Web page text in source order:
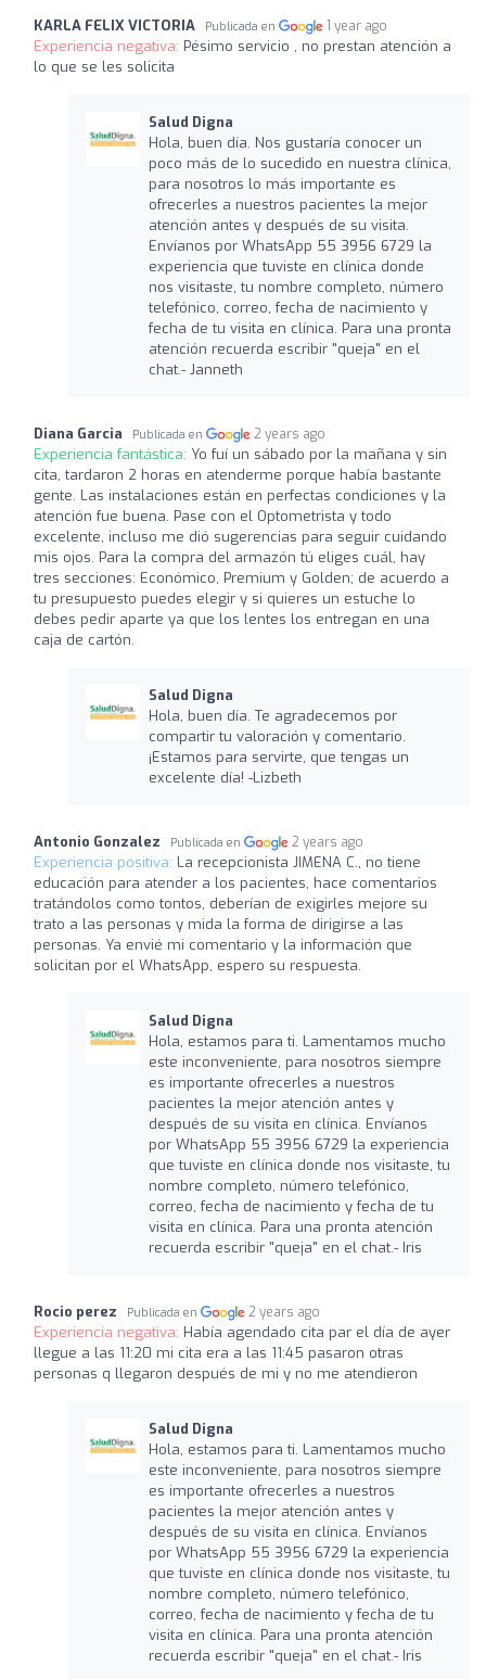
KARLA FELIX VICTORIA Publicada en 1 year ago
Experiencia negativa: Pésimo servicio , no prestan atención a
lo que se les solicita
Salud Digna
Hola, buen día. Nos gustaría conocer un
poco más de lo sucedido en nuestra clínica,
para nosotros lo más importante es
ofrecerles a nuestros pacientes la mejor
atención antes y después de su visita.
Envíanos por WhatsApp 55 3956 6729 la
experiencia que tuviste en clínica donde
nos visitaste, tu nombre completo, número
telefónico, correo, fecha de nacimiento y
fecha de tu visita en clínica. Para una pronta
atención recuerda escribir "queja" en el
chat.- Janneth
Diana Garcia Publicada en 2 years ago
Experiencia fantástica: Yo fuí un sábado por la mañana y sin
cita, tardaron 2 horas en atenderme porque había bastante
gente. Las instalaciones están en perfectas condiciones y la
atención fue buena. Pase con el Optometrista y todo
excelente, incluso me dió sugerencias para seguir cuidando
mis ojos. Para la compra del armazón tú eliges cuál, hay
tres secciones: Económico, Premium y Golden; de acuerdo a
tu presupuesto puedes elegir y si quieres un estuche lo
debes pedir aparte ya que los lentes los entregan en una
caja de cartón.
Salud Digna
Hola, buen día. Te agradecemos por
compartir tu valoración y comentario.
¡Estamos para servirte, que tengas un
excelente día! -Lizbeth
Antonio Gonzalez Publicada en 2 years ago
Experiencia positiva: La recepcionista JIMENA C., no tiene
educación para atender a los pacientes, hace comentarios
tratándolos como tontos, deberían de exigirles mejore su
trato a las personas y mida la forma de dirigirse a las
personas. Ya envié mi comentario y la información que
solicitan por el WhatsApp, espero su respuesta.
Salud Digna
Hola, estamos para ti. Lamentamos mucho
este inconveniente, para nosotros siempre
es importante ofrecerles a nuestros
pacientes la mejor atención antes y
después de su visita en clínica. Envíanos
por WhatsApp 55 3956 6729 la experiencia
que tuviste en clínica donde nos visitaste, tu
nombre completo, número telefónico,
correo, fecha de nacimiento y fecha de tu
visita en clínica. Para una pronta atención
recuerda escribir "queja" en el chat.- Iris
Rocio perez Publicada en 2 years ago
Experiencia negativa: Había agendado cita par el día de ayer
llegue a las 11:20 mi cita era a las 11:45 pasaron otras
personas q llegaron después de mi y no me atendieron
Salud Digna
Hola, estamos para ti. Lamentamos mucho
este inconveniente, para nosotros siempre
es importante ofrecerles a nuestros
pacientes la mejor atención antes y
después de su visita en clínica. Envíanos
por WhatsApp 55 3956 6729 la experiencia
que tuviste en clínica donde nos visitaste, tu
nombre completo, número telefónico,
correo, fecha de nacimiento y fecha de tu
visita en clínica. Para una pronta atención
recuerda escribir "queja" en el chat.- Iris